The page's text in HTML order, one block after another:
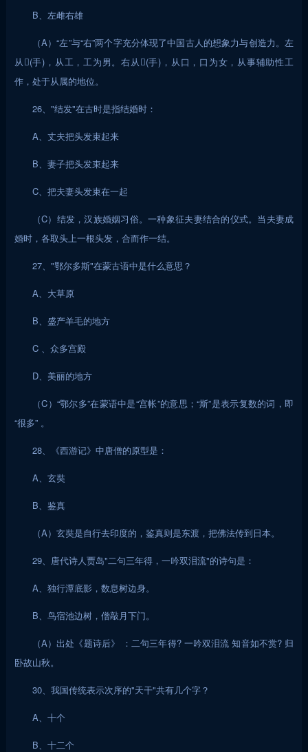
B、左雌右雄
（A）“左”与“右”两个字充分体现了中国古人的想象力与创造力。左
从(手)，从工，工为男。右从(手)，从口，口为女，从事辅助性工
作，处于从属的地位。
26、"结发"在古时是指结婚时：
A、丈夫把头发束起来
B、妻子把头发束起来
C、把夫妻头发束在一起
（C）结发，汉族婚姻习俗。一种象征夫妻结合的仪式。当夫妻成
婚时，各取头上一根头发，合而作一结。
27、"鄂尔多斯"在蒙古语中是什么意思？
A、大草原
B、盛产羊毛的地方
C 、众多宫殿
D、美丽的地方
（C）“鄂尔多”在蒙语中是“宫帐”的意思；“斯”是表示复数的词，即
“很多” 。
28、《西游记》中唐僧的原型是：
A、玄奘
B、鉴真
（A）玄奘是自行去印度的，鉴真则是东渡，把佛法传到日本。
29、唐代诗人贾岛"二句三年得，一吟双泪流"的诗句是：
A、独行潭底影，数息树边身。
B、鸟宿池边树，僧敲月下门。
（A）出处《题诗后》 ：二句三年得? 一吟双泪流 知音如不赏? 归
卧故山秋。
30、我国传统表示次序的"天干"共有几个字？
A、十个
B、十二个